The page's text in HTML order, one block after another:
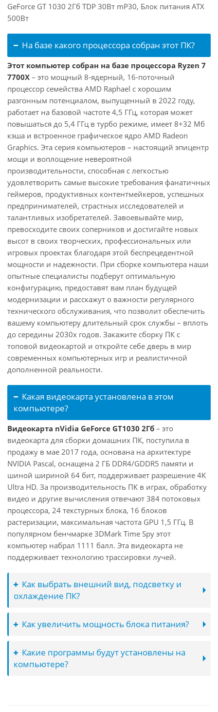
GeForce GT 1030 2Гб TDP 30Вт mP30, Блок питания ATX
500Вт
На базе какого процессора собран этот ПК?
Этот компьютер собран на базе процессора Ryzen 7
7700X – это мощный 8-ядерный, 16-поточный
процессор семейства AMD Raphael с хорошим
разгонным потенциалом, выпущенный в 2022 году,
работает на базовой частоте 4,5 ГГц, которая может
повышаться до 5,4 ГГц в турбо режиме, имеет 8+32 Мб
кэша и встроенное графическое ядро AMD Radeon
Graphics. Эта серия компьютеров – настоящий эпицентр
мощи и воплощение невероятной
производительности, способная с легкостью
удовлетворить самые высокие требования фанатичных
геймеров, продуктивных контентмейкеров, успешных
предпринимателей, страстных исследователей и
талантливых изобретателей. Завоевывайте мир,
превосходите своих соперников и достигайте новых
высот в своих творческих, профессиональных или
игровых проектах благодаря этой беспрецедентной
мощности и надежности. При сборке компьютера наши
опытные специалисты подберут оптимальную
конфигурацию, предоставят вам план будущей
модернизации и расскажут о важности регулярного
технического обслуживания, что позволит обеспечить
вашему компьютеру длительный срок службы – вплоть
до середины 2030х годов. Закажите сборку ПК с
топовой видеокартой и откройте себе дверь в мир
современных компьютерных игр и реалистичной
дополненной реальности.
Какая видеокарта установлена в этом
компьютере?
Видеокарта nVidia GeForce GT1030 2Гб – это
видеокарта для сборки домашних ПК, поступила в
продажу в мае 2017 года, основана на архитектуре
NVIDIA Pascal, оснащена 2 ГБ DDR4/GDDR5 памяти и
шиной шириной 64 бит, поддерживает разрешение 4K
Ultra HD. За производительность ПК в играх, обработку
видео и другие вычисления отвечают 384 потоковых
процессора, 24 текстурных блока, 16 блоков
растеризации, максимальная частота GPU 1,5 ГГц. В
популярном бенчмарке 3DMark Time Spy этот
компьютер набрал 1111 балл. Эта видеокарта не
поддерживает технологию трассировки лучей.
Как выбрать внешний вид, подсветку и
охлаждение ПК?
Как увеличить мощность блока питания?
Какие программы будут установлены на
компьютере?